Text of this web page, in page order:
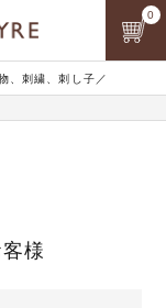
、刺繍、刺し子／
0
様